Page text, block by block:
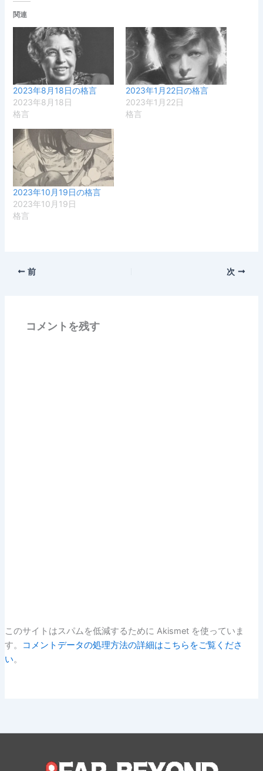
関連
2023年8月18日の格言
2023年8月18日
格言
2023年1月22日の格言
2023年1月22日
格言
2023年10月19日の格言
2023年10月19日
格言
前 次
コメントを残す
このサイトはスパムを低減するために Akismet を使っていま
す。
コメントデータの処理方法の詳細はこちらをご覧くださ
い。